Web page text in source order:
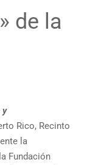
de la
y
Rico, Recinto
la
Fundación